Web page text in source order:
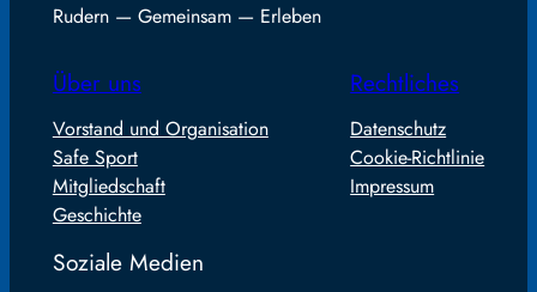
Rudern — Gemeinsam — Erleben
Über uns
Vorstand und Organisation
Safe Sport
Mitgliedschaft
Geschichte
Rechtliches
Datenschutz
Cookie-Richtlinie
Impressum
Soziale Medien